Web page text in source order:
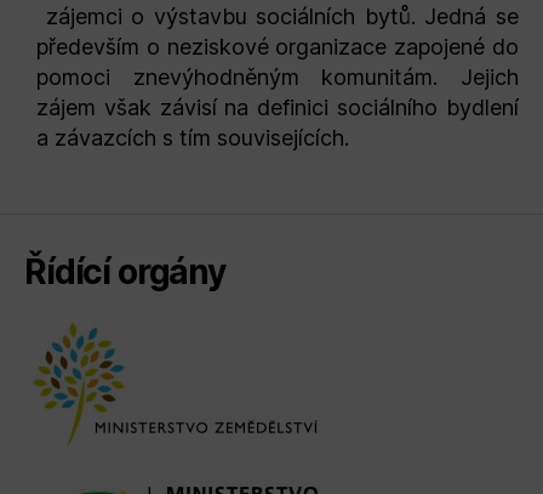
zájemci o výstavbu sociálních bytů. Jedná se
především o neziskové organizace zapojené do
pomoci znevýhodněným komunitám. Jejich
zájem však závisí na definici sociálního bydlení
a závazcích s tím souvisejících.
Řídící orgány